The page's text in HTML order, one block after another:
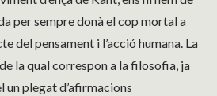
per sempre donà el cop mortal a
del pensament i l’acció humana. La
la qual correspon a la filosofia, ja
un plegat d’afirmacions